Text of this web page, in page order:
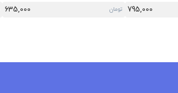
795,000 تومان 635,000